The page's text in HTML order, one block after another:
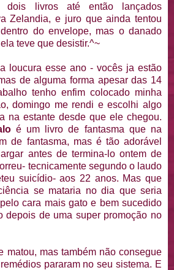
dois livros até então lançados
Zelandia, e juro que ainda tentou
do envelope, mas o danado
teve que desistir.^~
loucura esse ano - vocês ja estão
de alguma forma apesar das 14
tenho enfim colocado minha
domingo me rendi e escolhi algo
na estante desde que ele chegou.
é um livro de fantasma que na
de fantasma, mas é tão adorável
antes de termina-lo ontem de
tecnicamente segundo o laudo
suicídio- aos 22 anos. Mas que
se mataria no dia que seria
cara mais gato e bem sucedido
depois de uma super promoção no
matou, mas também não consegue
pararam no seu sistema. E